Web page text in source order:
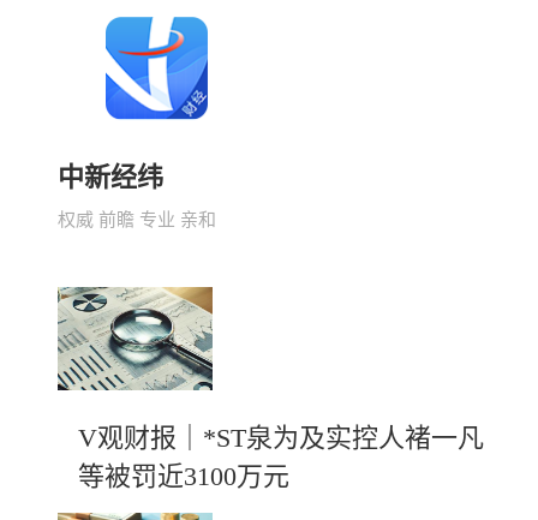
中新经纬
权威 前瞻 专业 亲和
V观财报｜*ST泉为及实控人褚一凡
等被罚近3100万元